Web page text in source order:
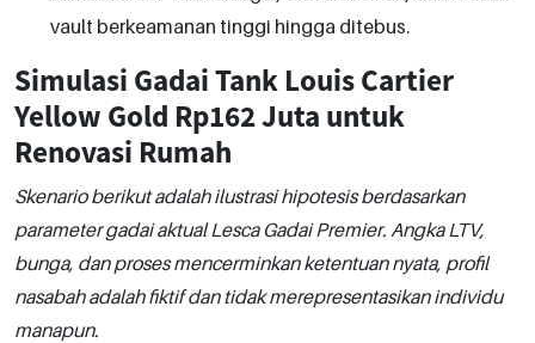
vault berkeamanan tinggi hingga ditebus.
Simulasi Gadai Tank Louis Cartier
Yellow Gold Rp162 Juta untuk
Renovasi Rumah
Skenario berikut adalah ilustrasi hipotesis berdasarkan
parameter gadai aktual Lesca Gadai Premier. Angka LTV,
bunga, dan proses mencerminkan ketentuan nyata, profil
nasabah adalah fiktif dan tidak merepresentasikan individu
manapun.